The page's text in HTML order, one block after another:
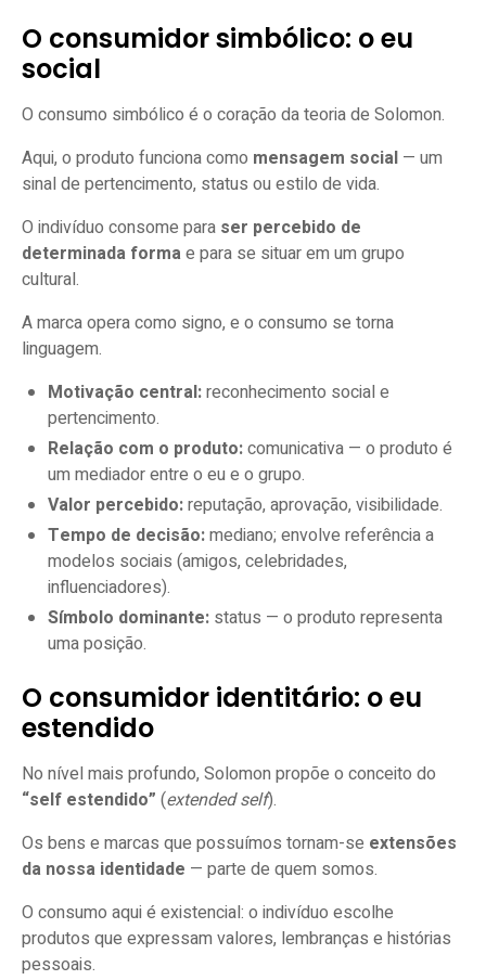
O consumidor simbólico: o eu
social
O consumo simbólico é o coração da teoria de Solomon.
Aqui, o produto funciona como mensagem social — um
sinal de pertencimento, status ou estilo de vida.
O indivíduo consome para ser percebido de
determinada formae para se situar em um grupo
cultural.
A marca opera como signo, e o consumo se torna
linguagem.
Motivação central:reconhecimento social e
pertencimento.
Relação com o produto:comunicativa — o produto é
um mediador entre o eu e o grupo.
Valor percebido:reputação, aprovação, visibilidade.
Tempo de decisão:mediano; envolve referência a
modelos sociais (amigos, celebridades,
influenciadores).
Símbolo dominante: status — o produto representa
uma posição.
O consumidor identitário: o eu
estendido
No nível mais profundo, Solomon propõe o conceito do
“self estendido” (extended self).
Os bens e marcas que possuímos tornam-se extensões
da nossa identidade — parte de quem somos.
O consumo aqui é existencial: o indivíduo escolhe
produtos que expressam valores, lembranças e histórias
pessoais.